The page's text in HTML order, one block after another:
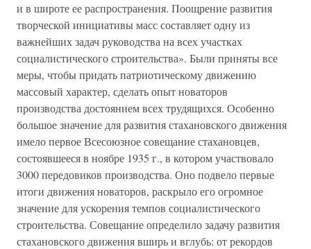
и в широте ее распространения. Поощрение развития
творческой инициативы масс составляет одну из
важнейших задач руководства на всех участках
социалистического строительства». Были приняты все
меры, чтобы придать патриотическому движению
массовый характер, сделать опыт новаторов
производства достоянием всех трудящихся. Особенно
большое значение для развития стахановского движения
имело первое Всесоюзное совещание стахановцев,
состоявшееся в ноябре 1935 г., в котором участвовало
3000 передовиков производства. Оно подвело первые
итоги движения новаторов, раскрыло его огромное
значение для ускорения темпов социалистического
строительства. Совещание определило задачу развития
стахановского движения вширь и вглубь: от рекордов